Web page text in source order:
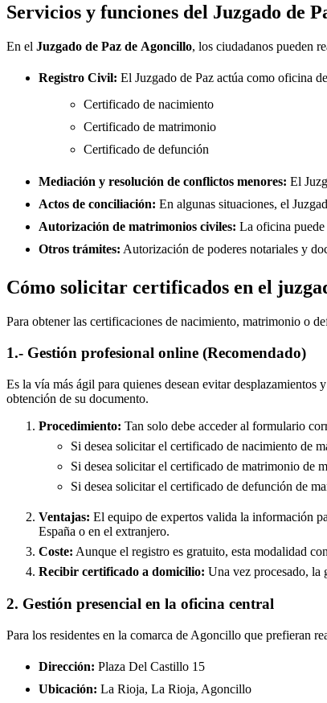
Servicios y funciones del Juzgado de
En el Juzgado de Paz de Agoncillo, los ciudadanos pueden
Registro Civil: El Juzgado de Paz actúa como oficina
Certificado de nacimiento
Certificado de matrimonio
Certificado de defunción
Mediación y resolución de conflictos menores: El
Actos de conciliación: En algunas situaciones, el
Autorización de matrimonios civiles: La oficina
Otros trámites: Autorización de poderes notariales y
Cómo solicitar certificados en el
Para obtener las certificaciones de nacimiento, matrimonio o
1.- Gestión profesional online (Recomendado)
Es la vía más ágil para quienes desean evitar desplazamientos
obtención de su documento.
Procedimiento: Tan solo debe acceder al formulario
Si desea solicitar el certificado de nacimiento de
Si desea solicitar el certificado de matrimonio de
Si desea solicitar el certificado de defunción de
Ventajas: El equipo de expertos valida la información
España o en el extranjero.
Coste: Aunque el registro es gratuito, esta modalidad
Recibir certificado a domicilio: Una vez procesado,
2. Gestión presencial en la oficina central
Para los residentes en la comarca de Agoncillo que prefieran
Dirección: Plaza Del Castillo 15
Ubicación: La Rioja, La Rioja, Agoncillo